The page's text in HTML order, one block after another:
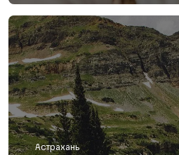
Астрахань